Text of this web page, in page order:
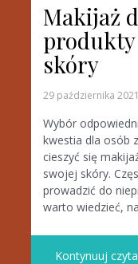
Makijaż
produkty
skóry
29 października 2021
Wybór
kwestia dla osób
cieszyć się
swojej skóry.
prowadzić do
warto wiedzieć,
Kontynuuj